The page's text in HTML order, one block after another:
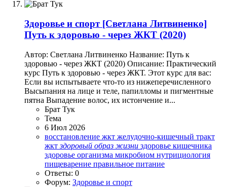
Здоровье и спорт [Светлана Литвиненко]
Путь к здоровью - через ЖКТ (2020)
Автор: Светлана Литвиненко Название: Путь к
здоровью - через ЖКТ (2020) Описание: Практический
курс Путь к здоровью - через ЖКТ. Этот курс для вас:
Если вы испытываете что-то из нижеперечисленного
Высыпания на лице и теле, папилломы и пигментные
пятна Выпадение волос, их истончение и...
Брат Тук
Тема
6 Июл 2026
восстановление жкт желудочно-кишечный тракт
жктздоровый образ жизни здоровье кишечника
здоровье организма микробиом нутрициология
пищеварение правильное питание
Ответы: 0
Форум: Здоровье и спорт